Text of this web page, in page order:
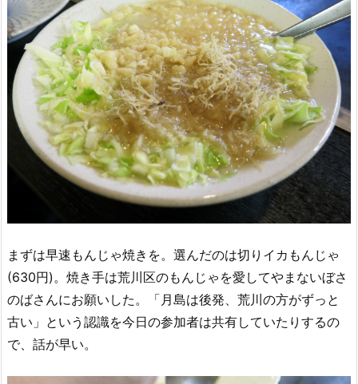
まずは早速もんじゃ焼きを。選んだのは切りイカもんじゃ
(630円)。焼き手は荒川区のもんじゃを愛してやまないぼさ
のばさんにお願いした。「月島は後発、荒川の方がずっと
古い」という認識を今日の参加者は共有していたりするの
で、話が早い。